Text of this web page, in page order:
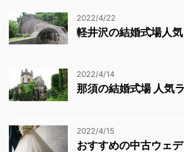
2022/4/22
軽井沢の結婚式場人
2022/4/14
那須の結婚式場 人気
2022/4/15
おすすめの中古ウェ